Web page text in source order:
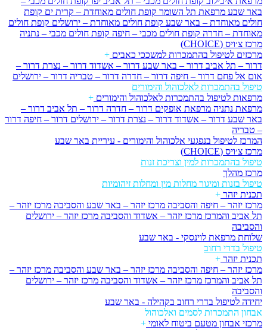
באר שבע מרפאת תל השומר קופת חולים מאוחדת – קרית ים קופת
חולים מאוחדת – באר שבע קופת חולים מאוחדת – ירושלים קופת חולים
מאוחדת – חדרה קופת חולים מכבי – חיפה קופת חולים מכבי – נתניה
מרכז צ׳ויס (CHOICE)
מרכזים לטיפול בהתמכרות למשככי כאבים +
דרור – תל אביב דרור – באר שבע דרור – אשדוד דרור – נצרת דרור –
אום אל פחם דרור – חיפה דרור – חדרה דרור – טבריה דרור – ירושלים
טיפול בהתמכרות לאלכוהול והימורים
מרפאות לטיפול בהתמכרות לאלכוהול והימורים +
מרפאת נתניה מרפאת אופקים דרור – חדרה דרור – תל אביב דרור –
באר שבע דרור – אשדוד דרור – נצרת דרור – ירושלים דרור – חיפה דרור
– טבריה
המרכז לטיפול בנפגעי אלכוהול והימורים - עיריית באר שבע
מרכז צ׳ויס (CHOICE)
טיפול בהתמכרות למין וצריכת זנות
מרכז מהלך
טיפול בזנות ומיגור מחלות מין ומחלות זיהומיות
תכנית יזהר +
מרכז יזהר – חיפה והסביבה מרכז יזהר – באר שבע והסביבה מרכז יזהר –
תל אביב והמרכז מרכז יזהר – אשדוד והסביבה מרכז יזהר – ירושלים
והסביבה
שלוחת מרפאת לוינסקי - באר שבע
טיפול בדרי רחוב
תכנית יזהר +
מרכז יזהר – חיפה והסביבה מרכז יזהר – באר שבע והסביבה מרכז יזהר –
תל אביב והמרכז מרכז יזהר – אשדוד והסביבה מרכז יזהר – ירושלים
והסביבה
יחידה לטיפול בדרי רחוב בקהילה - באר שבע
אבחון התמכרות לסמים ואלכוהול
מרכזי אבחון מטעם ביטוח לאומי +